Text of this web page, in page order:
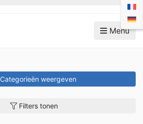
Menu
Categorieën weergeven
Filters tonen